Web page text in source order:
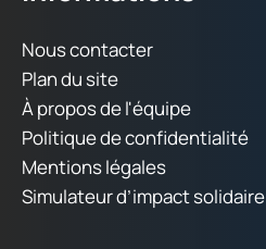
Nous contacter
Plan du site
À propos de l'équipe
Politique de confidentialité
Mentions légales
Simulateur d’impact solidaire